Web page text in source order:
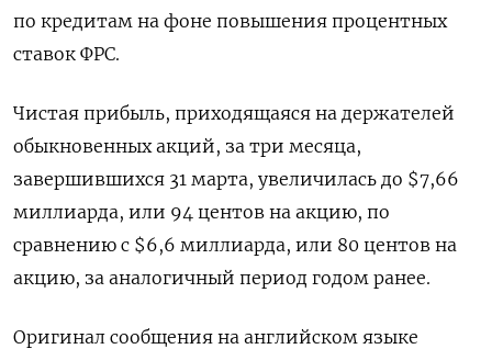
по кредитам на фоне повышения процентных
ставок ФРС.
Чистая прибыль, приходящаяся на держателей
обыкновенных акций, за три месяца,
завершившихся 31 марта, увеличилась до $7,66
миллиарда, или 94 центов на акцию, по
сравнению с $6,6 миллиарда, или 80 центов на
акцию, за аналогичный период годом ранее.
Оригинал сообщения на английском языке